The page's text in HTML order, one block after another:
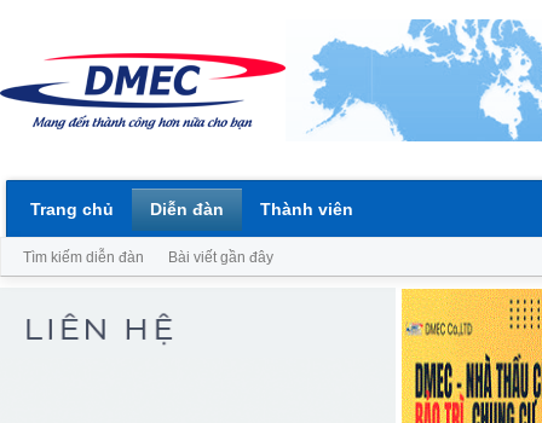
Trang chủ Diễn đàn
Tìm kiếm diễn đàn Bài viết gần đây
Thành viên